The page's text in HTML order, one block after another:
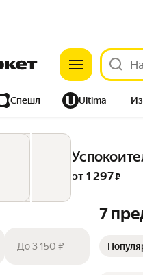
Спешл Ultima
Детям Красота
от 1 297 ₽
До 3 150 ₽
7